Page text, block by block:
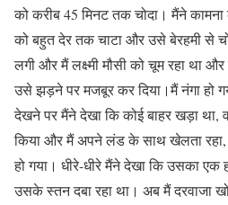
को करीब 45 मिनट तक चोदा। मैंने
को बहुत देर तक चाटा और उसे बेरहमी से
लगी और मैं लक्ष्मी मौसी को चूम रहा था
उसे झड़ने पर मजबूर कर दिया।मैं नंगा हो
देखने पर मैंने देखा कि कोई बाहर खड़ा था,
किया और मैं अपने लंड के साथ खेलता रहा,
हो गया। धीरे-धीरे मैंने देखा कि उसका
उसके स्तन दबा रहा था। अब मैं दरवाजा